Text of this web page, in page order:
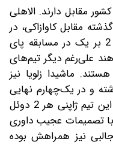
کشور مقابل دارند. الاهلی
فصل گذشته مقابل کاوازاکی، در
این دوره نیز ویسل‌کوبه را با نتیجه 2 بر یک در مسابقه پای
علی‌رغم دیگر تیم‌های
ماشیدا زلویا نیز
و در یک‌چهارم نهایی
الاتحاد را با یک گل حذف کرد. البته این تیم ژاپنی هر 2 دوئل
با تصمیمات عجیب داوری
نیز همراهش بوده